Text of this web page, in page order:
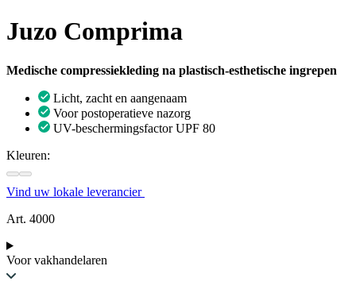
Juzo Comprima
Medische compressiekleding na plastisch-esthetische ingrepen
Licht, zacht en aangenaam
Voor postoperatieve nazorg
UV-beschermingsfactor UPF 80
Kleuren:
Vind uw lokale leverancier
Art. 4000
Voor vakhandelaren